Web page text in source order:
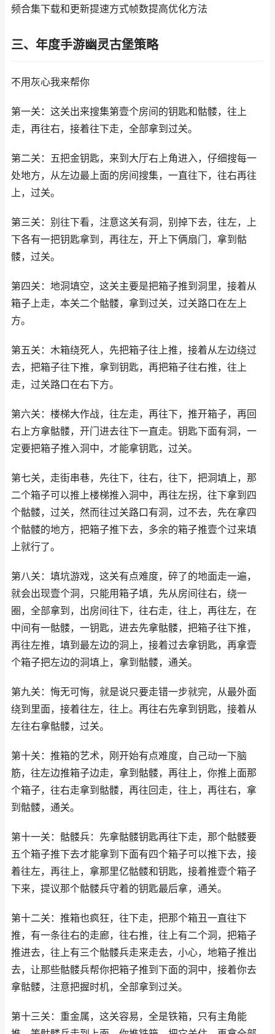
频合集下载和更新提速方式帧数提高优化方法
三、年度手游幽灵古堡策略
不用灰心我来帮你
第一关：这关出来搜集第壹个房间的钥匙和骷髅，往上
走，再往右，接着往下走，全部拿到过关。
第二关：五把金钥匙，来到大厅右上角进入，仔细搜每一
处地方，从左边最上面的房间搜集，一直往下，往右再往
上，过关。
第三关：别往下看，注意这关有洞，别掉下去，往左，上
下各有一把钥匙拿到，再往左，开上下俩扇门，拿到骷
髅，过关。
第四关：地洞填空，这关主要是把箱子推到洞里，接着从
箱子上走，本关二个骷髅，拿到过关，过关路口在左上
方。
第五关：木箱绕死人，先把箱子往上推，接着从左边绕过
去，把箱子往下推，拿到钥匙，再把箱子往右推，往上
走，过关路口在右下方。
第六关：楼梯大作战，往左走，再往下，推开箱子，再回
右上方拿骷髅，开门进去往下一直走。钥匙下面有洞，一
定要把箱子推入洞中，才能拿钥匙，过关。
第七关，走街串巷，先往下，往右，往下，把洞填上，那
二个箱子可以推上楼梯推入洞中，再往左拐，往下拿到四
个骷髅，过关，然而往过关路口有洞，过不去，先在拿四
个骷髅的地方，把箱子推下去，多余的箱子推壹个过来填
上就行了。
第八关：填坑游戏，这关有点难度，碎了的地面走一遍，
就会出现壹个洞，只能用箱子填，先从房间往右，绕一
圈，全部拿到，出房间往下，往右走，往上，再往左，在
中间有一骷髅，一钥匙，进去先拿骷髅，把箱子往下推，
再往左推，填到最左边的洞上，接着过去拿钥匙，再拿壹
个箱子把左边的洞填上，拿到骷髅，通关。
第九关：悔无可悔，就是说只要走错一步就完，从最外面
绕到里面，接着往左，往上。再往右先拿到钥匙，接着从
左往右拿骷髅，过关。
第十关：推箱的艺术，刚开始有点难度，自己动一下脑
筋，往左边推箱子边走，拿到骷髅，再往上，你推上面那
个箱子，往右走拿到骷髅，再往回走，往上，再往右，拿
到骷髅，通关。
第十一关：骷髅兵：先拿骷髅钥匙再往下走，那个骷髅要
五个箱子推下去才能拿到下面有四个箱子可以推下去，接
着往左，再往上，拿那里亿骷髅和钥匙，接着推壹个箱子
下来，提议那个骷髅兵守着的钥匙最后拿，通关。
第十二关：推箱也疯狂，往下走，把那个箱丑一直往下
推，有一条往右的走廊，往右推，往上有二个洞，把箱子
推进去，往上有三个骷髅兵走来走去，小心，地箱子推出
去，让那些骷髅兵帮你把箱子推到下面的洞中，接着你去
拿骷髅，注意把握时机，全部拿到过关。
第十三关：重金属，这关容易，全是铁箱，只有主角能